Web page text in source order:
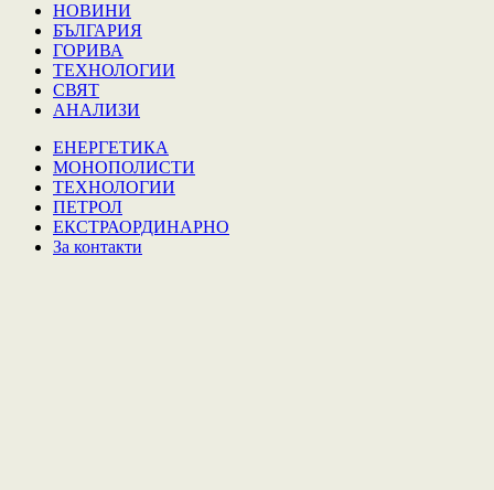
НОВИНИ
БЪЛГАРИЯ
ГОРИВА
ТЕХНОЛОГИИ
СВЯТ
АНАЛИЗИ
ЕНЕРГЕТИКА
МОНОПОЛИСТИ
ТЕХНОЛОГИИ
ПЕТРОЛ
ЕКСТРАОРДИНАРНО
За контакти